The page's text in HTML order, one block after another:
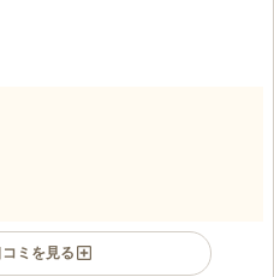
ミを見る